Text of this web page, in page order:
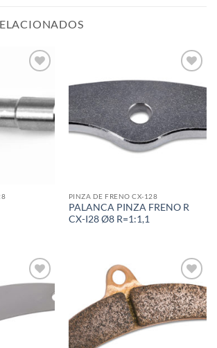
Add to
wishlist
PINZA DE FRENO CX-128
PALANCA PINZA FRENO R
CX-I28 Ø8 R=1:1,1
Add to
wishlist